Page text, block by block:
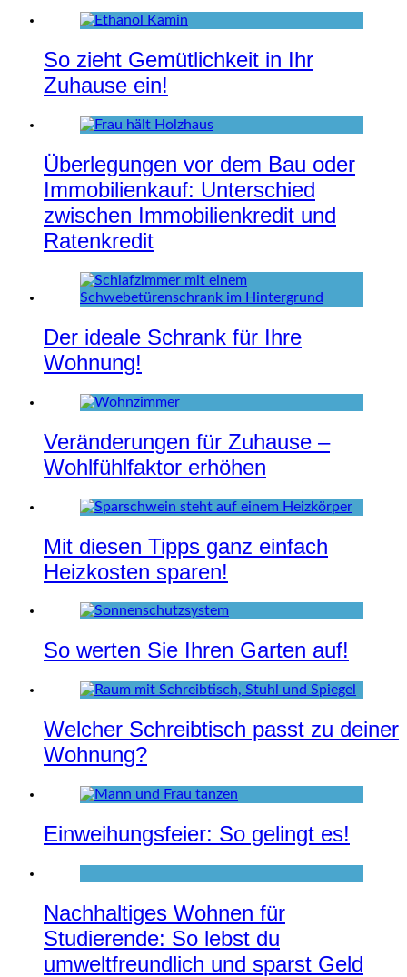
So zieht Gemütlichkeit in Ihr
Zuhause ein!
Überlegungen vor dem Bau oder
Immobilienkauf: Unterschied
zwischen Immobilienkredit und
Ratenkredit
Der ideale Schrank für Ihre
Wohnung!
Veränderungen für Zuhause –
Wohlfühlfaktor erhöhen
Mit diesen Tipps ganz einfach
Heizkosten sparen!
So werten Sie Ihren Garten auf!
Welcher Schreibtisch passt zu deiner
Wohnung?
Einweihungsfeier: So gelingt es!
Nachhaltiges Wohnen für
Studierende: So lebst du
umweltfreundlich und sparst Geld